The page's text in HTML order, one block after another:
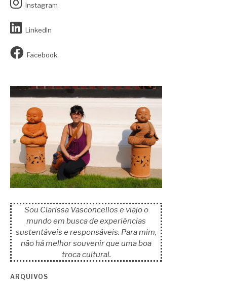
Instagram
LinkedIn
Facebook
Sou Clarissa Vasconcellos e viajo o
mundo em busca de experiências
sustentáveis e responsáveis. Para mim,
não há melhor souvenir que uma boa
troca cultural.
ARQUIVOS